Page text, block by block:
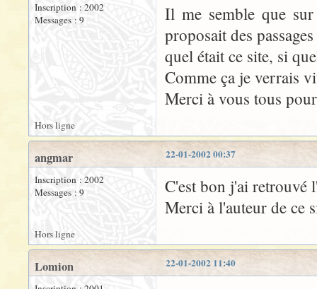
Inscription : 2002
Messages : 9
Il me semble que
proposait des
quel était ce site, si
Comme ça je verrais
Merci à vous tous
Hors ligne
22-01-2002 00:37
angmar
Inscription : 2002
Messages : 9
C'est bon j'ai retrouvé
Merci à l'auteur de ce
Hors ligne
22-01-2002 11:40
Lomion